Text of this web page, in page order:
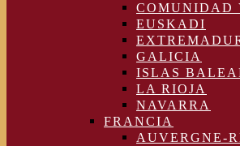
COMUNIDAD
EUSKADI
GALICIA
ISLAS
LA RIOJA
NAVARRA
FRANCIA
AUVERGNE-